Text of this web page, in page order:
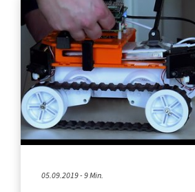
05.09.2019 - 9 Min.